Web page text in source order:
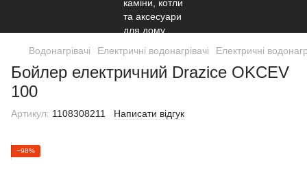
Водонагрівачі Електричні водонагрівачі Електричні
Бойлер електричний Drazice OKCEV
100
Артикул: 1108308211 Написати відгук
−98%